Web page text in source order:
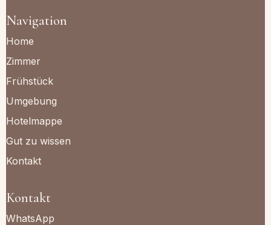
Navigation
Home
Zimmer
Frühstück
Umgebung
Hotelmappe
Gut zu wissen
Kontakt
Kontakt
WhatsApp